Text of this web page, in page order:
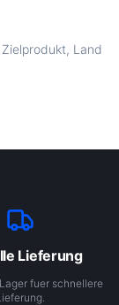
Land
Lieferung
fuer schnellere